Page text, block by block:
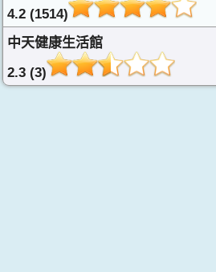
4.2 (1514)
中天健康生活館
2.3 (3)